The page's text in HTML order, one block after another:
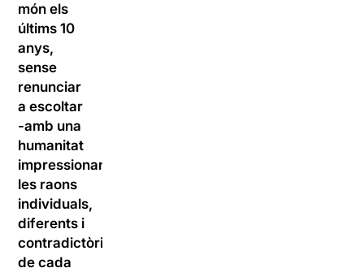
món els
últims 10
anys,
sense
renunciar
a escoltar
-amb una
humanitat
impressionant-
les raons
individuals,
diferents i
contradictòries
de cada